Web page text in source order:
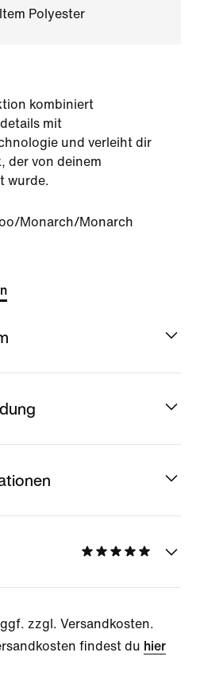
Polyester
kombiniert
mit
und verleiht dir
der von deinem
wurde.
Monarch/Monarch
zzgl. Versandkosten.
findest du hier